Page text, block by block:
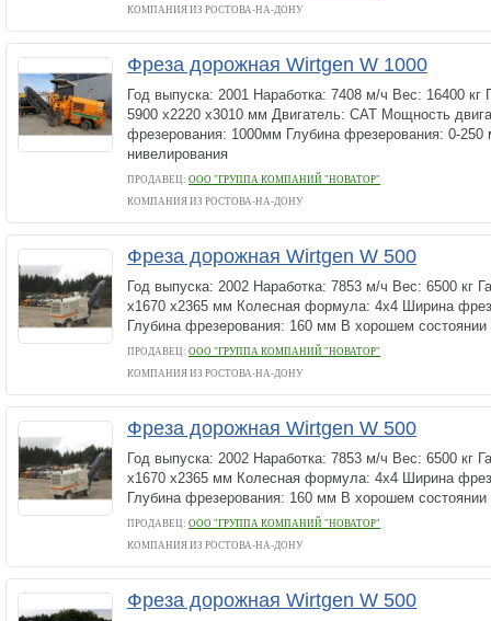
КОМПАНИЯ ИЗ РОСТОВА-НА-ДОНУ
Фреза дорожная Wirtgen W 1000
Год выпуска: 2001 Наработка: 7408 м/ч Вес: 16400 кг
5900 х2220 х3010 мм Двигатель: CAT Мощность
фрезерования: 1000мм Глубина фрезерования: 0-
нивелирования
ПРОДАВЕЦ: ООО "ГРУППА КОМПАНИЙ "НОВАТОР"
КОМПАНИЯ ИЗ РОСТОВА-НА-ДОНУ
Фреза дорожная Wirtgen W 500
Год выпуска: 2002 Наработка: 7853 м/ч Вес: 6500 кг
х1670 х2365 мм Колесная формула: 4х4 Ширина
Глубина фрезерования: 160 мм В хорошем состоянии
ПРОДАВЕЦ: ООО "ГРУППА КОМПАНИЙ "НОВАТОР"
КОМПАНИЯ ИЗ РОСТОВА-НА-ДОНУ
Фреза дорожная Wirtgen W 500
Год выпуска: 2002 Наработка: 7853 м/ч Вес: 6500 кг
х1670 х2365 мм Колесная формула: 4х4 Ширина
Глубина фрезерования: 160 мм В хорошем состоянии
ПРОДАВЕЦ: ООО "ГРУППА КОМПАНИЙ "НОВАТОР"
КОМПАНИЯ ИЗ РОСТОВА-НА-ДОНУ
Фреза дорожная Wirtgen W 500